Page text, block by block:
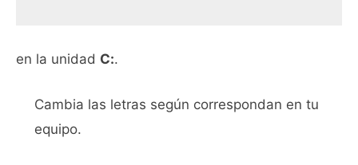
en la unidad C:.
Cambia las letras según correspondan en tu
equipo.